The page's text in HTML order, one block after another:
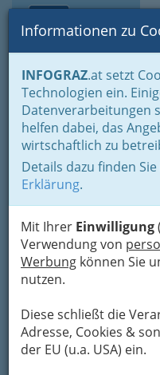
Informationen zu
INFOGRAZ.at setzt
Technologien ein.
Datenverarbeitungen
helfen dabei, das
wirtschaftlich zu
Details dazu finden
Erklärung.
Mit Ihrer Einwilligung
Verwendung von
Werbung können Sie
nutzen.
Diese schließt die
Adresse, Cookies &
der EU (u.a. USA) ein.
Home Lebens-Guide
Ferien, Freizeit, Kultur für
Wanderungen mit unseren
Salzwelten
Altaussee, 8992
+43 6132 200 2400
Bei einem Besuch
Kinder und Eltern
langen Stollen der
Bei Kindern steht eine
zwei traditionellen
Salzwelten